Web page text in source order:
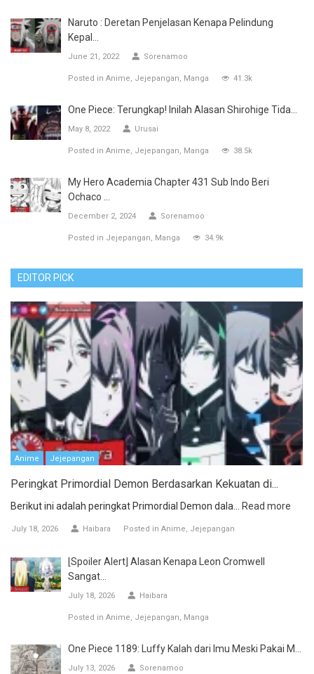
Naruto : Deretan Penjelasan Kenapa Pelindung
Kepal...
June 21, 2022 Sorenamoo
Posted in Anime Jejepangan Manga 41.3k
One Piece: Terungkap! Inilah Alasan Shirohige Tida...
May 8, 2022 Urusai
Posted in Anime Jejepangan Manga 38.5k
My Hero Academia Chapter 431 Sub Indo Beri
Ochaco ...
December 2, 2024 Sorenamoo
Posted in Jejepangan Manga 34.9k
EDITOR PICK
Anime Jejepangan
Peringkat Primordial Demon Berdasarkan Kekuatan di...
Berikut ini adalah peringkat Primordial Demon dala... Read more
July 18, 2026 Haibara Posted in Anime Jejepangan
[Spoiler Alert] Alasan Kenapa Leon Cromwell
Sangat...
July 18, 2026 Haibara
Posted in Anime Jejepangan Manga
One Piece 1189: Luffy Kalah dari Imu Meski Pakai M...
July 13, 2026 Sorenamoo